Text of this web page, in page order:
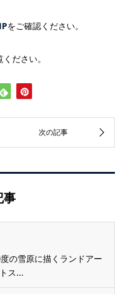
をご確認ください。
ださい。
事
の雪原に描くランドアー
ス...